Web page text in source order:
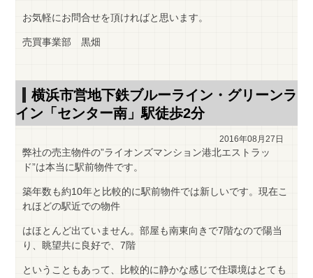
お気軽にお問合せを頂ければと思います。
売買事業部 黒畑
横浜市営地下鉄ブルーライン・グリーンラ
イン「センター南」駅徒歩2分
2016年08月27日
弊社の売主物件の”ライオンズマンション港北エストラッ
ド”は本当に駅前物件です。
築年数も約10年と比較的に駅前物件では新しいです。現在こ
れほどの駅近での物件
はほとんど出ていません。部屋も南東向きで7階なので陽当
り、眺望共に良好で、7階
ということもあって、比較的に静かな感じで住環境はとても